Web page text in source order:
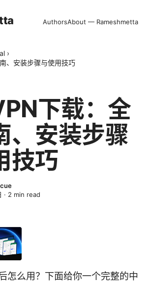
AuthorsAbout — Rameshmetta
›
、安装步骤与使用技巧
下载：全
、安装步骤
技巧
· 2 min read
怎么用？下面给你一个完整的中